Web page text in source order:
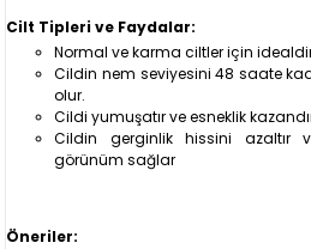
Cilt Tipleri ve Faydalar:
Normal ve karma ciltler için
Cildin nem seviyesini 48 saate
olur.
Cildi yumuşatır ve esneklik
Cildin gerginlik hissini azaltır
görünüm sağlar
Öneriler: